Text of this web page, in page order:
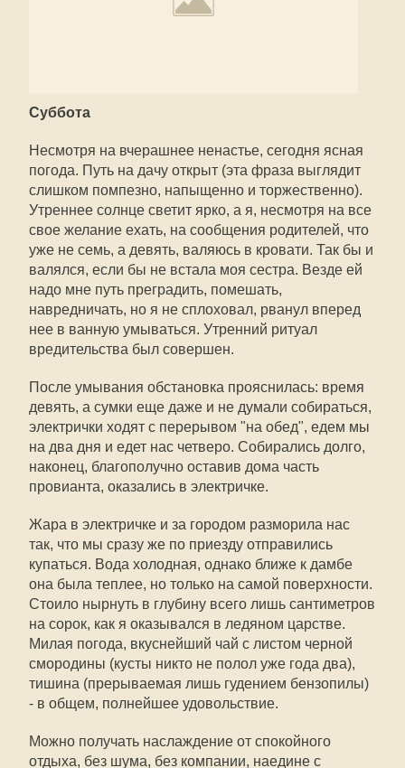
Суббота
Несмотря на вчерашнее ненастье, сегодня ясная
погода. Путь на дачу открыт (эта фраза выглядит
слишком помпезно, напыщенно и торжественно).
Утреннее солнце светит ярко, а я, несмотря на все
свое желание ехать, на сообщения родителей, что
уже не семь, а девять, валяюсь в кровати. Так бы и
валялся, если бы не встала моя сестра. Везде ей
надо мне путь преградить, помешать,
навредничать, но я не сплоховал, рванул вперед
нее в ванную умываться. Утренний ритуал
вредительства был совершен.
После умывания обстановка прояснилась: время
девять, а сумки еще даже и не думали собираться,
электрички ходят с перерывом "на обед", едем мы
на два дня и едет нас четверо. Собирались долго,
наконец, благополучно оставив дома часть
провианта, оказались в электричке.
Жара в электричке и за городом разморила нас
так, что мы сразу же по приезду отправились
купаться. Вода холодная, однако ближе к дамбе
она была теплее, но только на самой поверхности.
Стоило нырнуть в глубину всего лишь сантиметров
на сорок, как я оказывался в ледяном царстве.
Милая погода, вкуснейший чай с листом черной
смородины (кусты никто не полол уже года два),
тишина (прерываемая лишь гудением бензопилы)
- в общем, полнейшее удовольствие.
Можно получать наслаждение от спокойного
отдыха, без шума, без компании, наедине с